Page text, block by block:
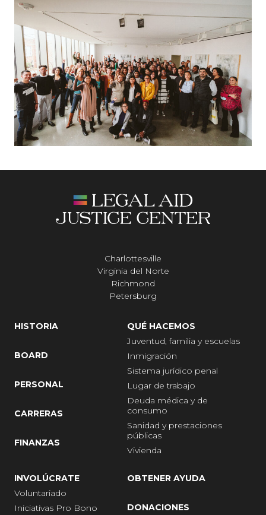
Charlottesville
Virginia del Norte
Richmond
Petersburg
HISTORIA
BOARD
PERSONAL
CARRERAS
FINANZAS
QUÉ HACEMOS
Juventud, familia y escuelas
Inmigración
Sistema jurídico penal
Lugar de trabajo
Deuda médica y de
consumo
Sanidad y prestaciones
públicas
Vivienda
INVOLÚCRATE
Voluntariado
Iniciativas Pro Bono
OBTENER AYUDA
DONACIONES